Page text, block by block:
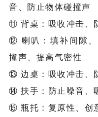
音、防止物体碰撞声
⑪ 背桌：吸收冲击、
⑫ 喇叭：填补间隙、
撞声、提高气密性
⑬ 边桌：吸收冲击、
⑭ 扶手：防止噪音、
⑮ 瓶托：复原性、创